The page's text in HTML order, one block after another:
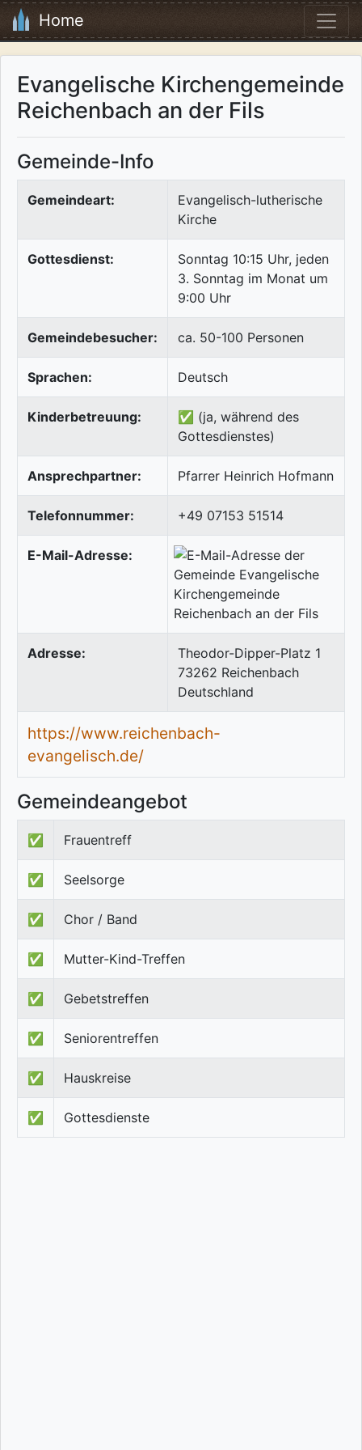
Home
Evangelische Kirchengemeinde
Reichenbach an der Fils
Gemeinde-Info
Gemeindeart:
Evangelisch-lutherische
Kirche
Gottesdienst:
Sonntag 10:15 Uhr, jeden
3. Sonntag im Monat um
9:00 Uhr
Gemeindebesucher: ca. 50-100 Personen
Sprachen: Deutsch
Kinderbetreuung:
✅ (ja, während des
Gottesdienstes)
Ansprechpartner: Pfarrer Heinrich Hofmann
Telefonnummer: +49 07153 51514
E-Mail-Adresse:
Adresse:
Theodor-Dipper-Platz 1
73262 Reichenbach
Deutschland
https://www.reichenbach-
evangelisch.de/
Gemeindeangebot
✅ Frauentreff
✅ Seelsorge
✅ Chor / Band
✅ Mutter-Kind-Treffen
✅ Gebetstreffen
✅ Seniorentreffen
✅ Hauskreise
✅ Gottesdienste